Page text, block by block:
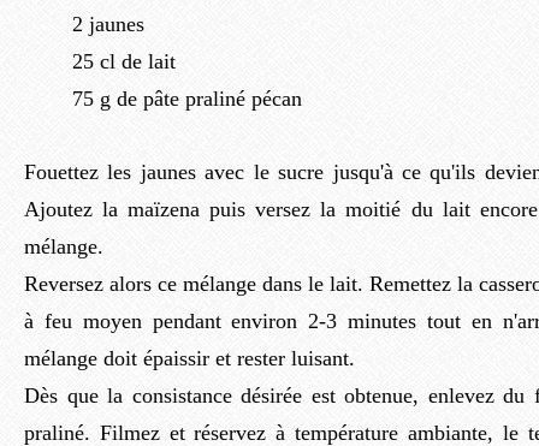
2 jaunes
25 cl de lait
75 g de pâte praliné pécan
Fouettez les jaunes avec le sucre jusqu'à ce qu'ils
Ajoutez la maïzena puis versez la moitié du lait
mélange.
Reversez alors ce mélange dans le lait. Remettez la
à feu moyen pendant environ 2-3 minutes tout en
mélange doit épaissir et rester luisant.
Dès que la consistance désirée est obtenue, enlevez
praliné. Filmez et réservez à température ambiante, le